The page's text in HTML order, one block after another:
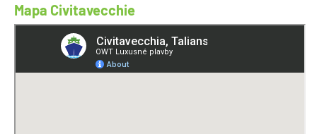
Mapa Civitavecchie